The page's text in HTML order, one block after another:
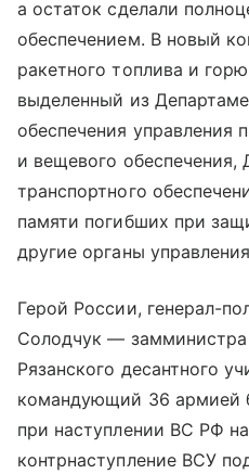
а остаток сделали
обеспечением. В новый
ракетного топлива и
выделенный из
обеспечения управления
и вещевого обеспечения,
транспортного
памяти погибших при
другие органы
Герой России, генерал-
Солодчук — замминистра
Рязанского десантного
командующий 36 армией
при наступлении ВС РФ
контрнаступление ВСУ